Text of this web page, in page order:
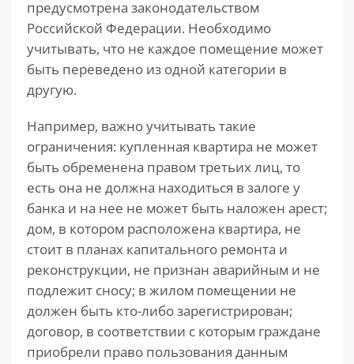
предусмотрена законодательством
Российской Федерации. Необходимо
учитывать, что не каждое помещение может
быть переведено из одной категории в
другую.
Например, важно учитывать такие
ограничения: купленная квартира не может
быть обременена правом третьих лиц, то
есть она не должна находиться в залоге у
банка и на нее не может быть наложен арест;
дом, в котором расположена квартира, не
стоит в планах капитального ремонта и
реконструкции, не признан аварийным и не
подлежит сносу; в жилом помещении не
должен быть кто-либо зарегистрирован;
договор, в соответствии с которым граждане
приобрели право пользования данным